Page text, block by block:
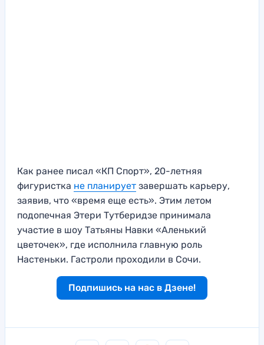
Как ранее писал «КП Спорт», 20-летняя
фигуристка не планирует завершать карьеру,
заявив, что «время еще есть». Этим летом
подопечная Этери Тутберидзе принимала
участие в шоу Татьяны Навки «Аленький
цветочек», где исполнила главную роль
Настеньки. Гастроли проходили в Сочи.
Подпишись на нас в Дзене!